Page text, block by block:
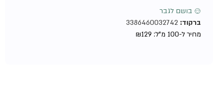
♂ בושם לגבר
ברקוד:3386460032742
מחיר ל-100 מ"ל:
₪129